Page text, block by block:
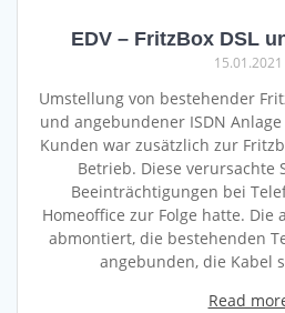
EDV – FritzBox DSL
15.01.2021
Umstellung von bestehender
und angebundener ISDN
Kunden war zusätzlich zur
Betrieb. Diese verursachte
Beeinträchtigungen bei
Homeoffice zur Folge hatte. Die
abmontiert, die bestehenden
angebunden, die Kabel
Read